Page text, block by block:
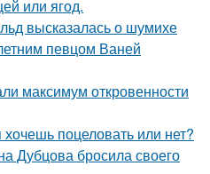
или ягод.
высказалась о шумихе
певцом Ваней
максимум откровенности
поцеловать или нет?
Дубцова бросила своего